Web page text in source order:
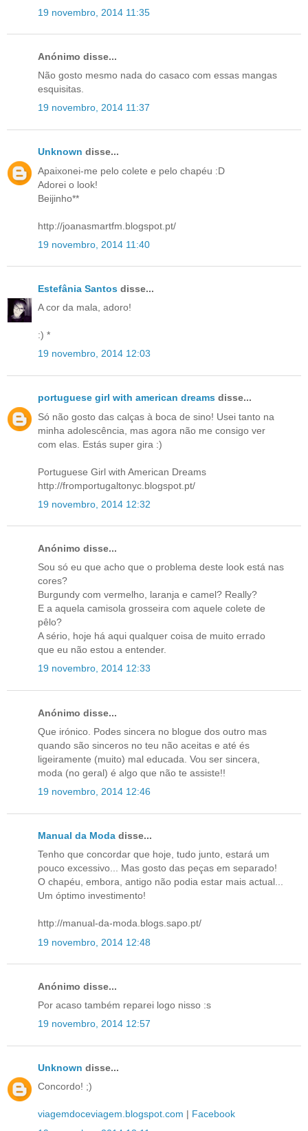
19 novembro, 2014 11:35
Anónimo disse...
Não gosto mesmo nada do casaco com essas mangas
esquisitas.
19 novembro, 2014 11:37
Unknown disse...
Apaixonei-me pelo colete e pelo chapéu :D
Adorei o look!
Beijinho**
http://joanasmartfm.blogspot.pt/
19 novembro, 2014 11:40
Estefânia Santos disse...
A cor da mala, adoro!
:) *
19 novembro, 2014 12:03
portuguese girl with american dreams disse...
Só não gosto das calças à boca de sino! Usei tanto na
minha adolescência, mas agora não me consigo ver
com elas. Estás super gira :)
Portuguese Girl with American Dreams
http://fromportugaltonyc.blogspot.pt/
19 novembro, 2014 12:32
Anónimo disse...
Sou só eu que acho que o problema deste look está nas
cores?
Burgundy com vermelho, laranja e camel? Really?
E a aquela camisola grosseira com aquele colete de
pêlo?
A sério, hoje há aqui qualquer coisa de muito errado
que eu não estou a entender.
19 novembro, 2014 12:33
Anónimo disse...
Que irónico. Podes sincera no blogue dos outro mas
quando são sinceros no teu não aceitas e até és
ligeiramente (muito) mal educada. Vou ser sincera,
moda (no geral) é algo que não te assiste!!
19 novembro, 2014 12:46
Manual da Moda disse...
Tenho que concordar que hoje, tudo junto, estará um
pouco excessivo... Mas gosto das peças em separado!
O chapéu, embora, antigo não podia estar mais actual...
Um óptimo investimento!
http://manual-da-moda.blogs.sapo.pt/
19 novembro, 2014 12:48
Anónimo disse...
Por acaso também reparei logo nisso :s
19 novembro, 2014 12:57
Unknown disse...
Concordo! ;)
viagemdoceviagem.blogspot.com | Facebook